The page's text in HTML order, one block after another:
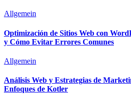
Allgemein
Optimización de Sitios Web con
y Cómo Evitar Errores Comunes
Allgemein
Análisis Web y Estrategias de
Enfoques de Kotler